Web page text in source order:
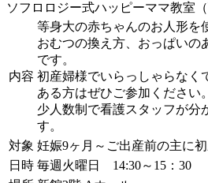
ソフロロジー式ハッピーママ教室（
内容
等身大の赤ちゃんのお人形を
おむつの換え方、おっぱいの
です。
初産婦様でいらっしゃらなく
ある方はぜひご参加ください。
少人数制で看護スタッフが分
す。
対象 妊娠9ヶ月～ご出産前の主に
日時 毎週火曜日 14:30～15：30